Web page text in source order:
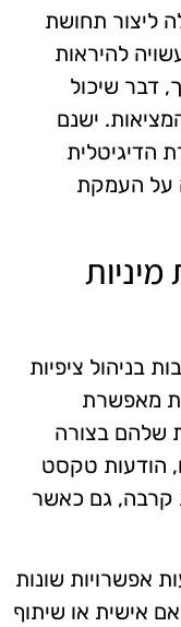
ליצור תחושת
להיראות
דבר שיכול
ישנם
הדיגיטלית
על העמקת
מיניות
בניהול ציפיות
מאפשרת
שלהם בצורה
הודעות טקסט
קרבה, גם כאשר
אפשרויות שונות
אישית או שיתוף